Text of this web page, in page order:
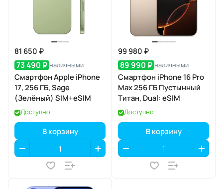
81 650 ₽
73 490 ₽ наличными
Смартфон Apple iPhone
17, 256 ГБ, Sage
(Зелёный) SIM+eSIM
Доступно
В корзину
99 980 ₽
89 990 ₽ наличными
Смартфон iPhone 16 Pro
Max 256 ГБ Пустынный
Титан, Dual: eSIM
Доступно
В корзину